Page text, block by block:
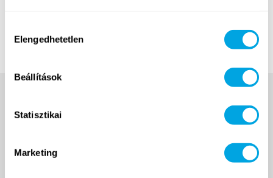
kiválasztása
Elengedhetetlen
Beállítások
Statisztikai
Marketing